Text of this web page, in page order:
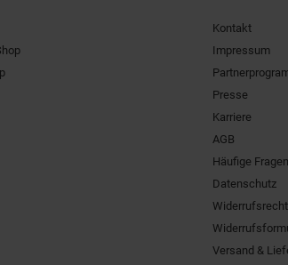
Kontakt
Impressum
Presse
Karriere
AGB
Häufige
Datenschutz
Widerrufsrecht
Versand &